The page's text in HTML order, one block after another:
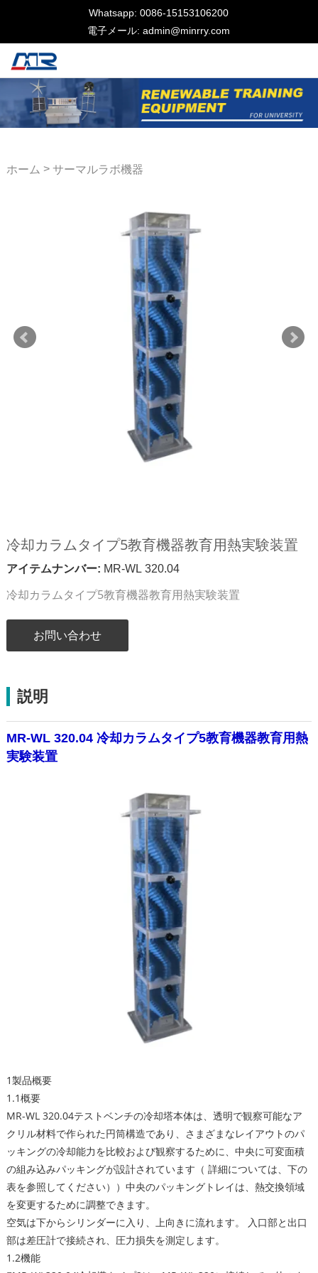
Whatsapp: 0086-15153106200
電子メール: admin@minrry.com
ホーム > サーマルラボ機器
冷却カラムタイプ5教育機器教育用熱実験装置
アイテムナンバー: MR-WL 320.04
冷却カラムタイプ5教育機器教育用熱実験装置
お問い合わせ
説明
MR-WL 320.04 冷却カラムタイプ5教育機器教育用熱
実験装置
1製品概要
1.1概要
MR-WL 320.04テストベンチの冷却塔本体は、透明で観察可能なア
クリル材料で作られた円筒構造であり、さまざまなレイアウトのパ
ッキングの冷却能力を比較および観察するために、中央に可変面積
の組み込みパッキングが設計されています（ 詳細については、下の
表を参照してください））中央のパッキングトレイは、熱交換領域
を変更するために調整できます。
空気は下からシリンダーに入り、上向きに流れます。 入口部と出口
部は差圧計で接続され、圧力損失を測定します。
1.2機能